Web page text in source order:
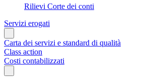
Rilievi Corte dei conti
Servizi erogati
Carta dei servizi e standard di qualità
Class action
Costi contabilizzati